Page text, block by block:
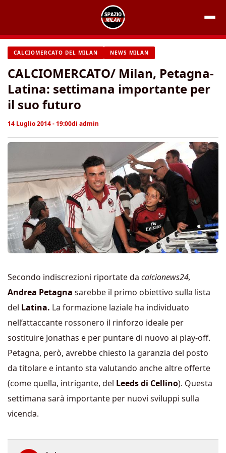
contenuto
CALCIOMERCATO DEL MILAN NEWS MILAN
CALCIOMERCATO/ Milan, Petagna-
Latina: settimana importante per
il suo futuro
14 Luglio 2014 - 19:00di admin
Secondo indiscrezioni riportate da calcionews24,
Andrea Petagna sarebbe il primo obiettivo sulla lista
del Latina. La formazione laziale ha individuato
nell’attaccante rossonero il rinforzo ideale per
sostituire Jonathas e per puntare di nuovo ai play-off.
Petagna, però, avrebbe chiesto la garanzia del posto
da titolare e intanto sta valutando anche altre offerte
(come quella, intrigante, del Leeds di Cellino). Questa
settimana sarà importante per nuovi sviluppi sulla
vicenda.